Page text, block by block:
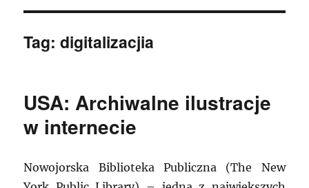
Tag:digitalizacjia
USA: Archiwalne ilustracje
w internecie
Nowojorska Biblioteka Publiczna (The New